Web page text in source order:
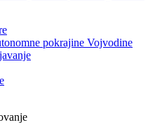
pokrajine Vojvodine